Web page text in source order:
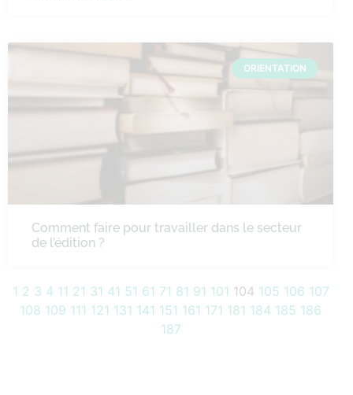
ORIENTATION
Comment faire pour travailler dans le secteur
de l’édition ?
1 2 3 4 11 21 31 41 51 61 71 81 91 101 104 105 106 107
108 109 111 121 131 141 151 161 171 181 184 185 186
187